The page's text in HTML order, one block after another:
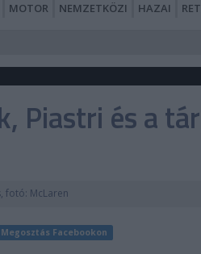
MOTOR NEMZETKÖZI HAZAI
Piastri és a
fotó: McLaren
Megosztás Facebookon